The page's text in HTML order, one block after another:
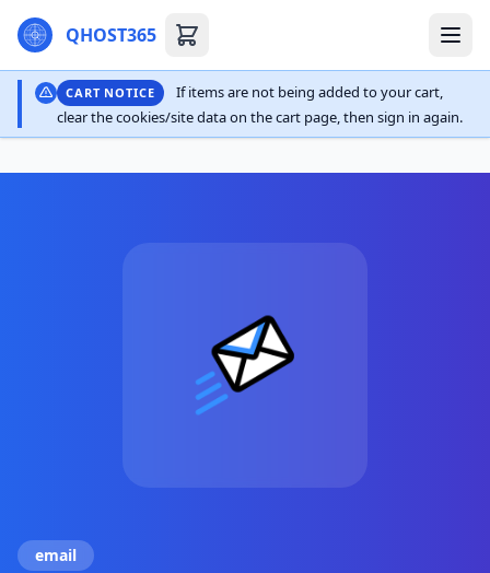
QHOST365
CART NOTICE
If items are not being added to your cart,
clear the cookies/site data on the cart page, then sign in again.
email